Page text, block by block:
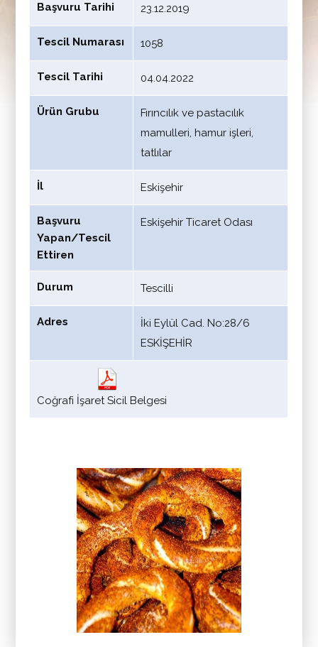
Başvuru Tarihi 23.12.2019
Tescil Numarası 1058
Tescil Tarihi 04.04.2022
Ürün Grubu
Fırıncılık ve pastacılık
mamulleri, hamur işleri,
tatlılar
İl Eskişehir
Başvuru
Yapan/Tescil
Ettiren
Eskişehir Ticaret Odası
Durum Tescilli
Adres
İki Eylül Cad. No:28/6
ESKİŞEHİR
Coğrafi İşaret Sicil Belgesi